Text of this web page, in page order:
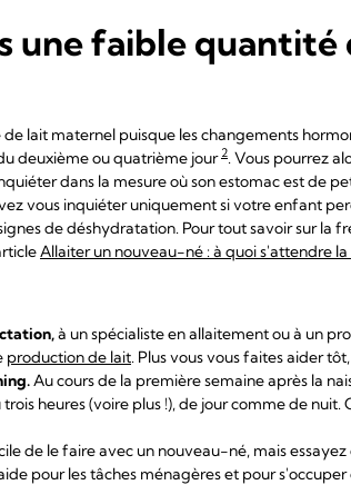
une faible quantité
lait maternel puisque les changements
deuxième ou quatrième jour 2. Vous pourrez
dans la mesure où son estomac est de
vous inquiéter uniquement si votre enfant
de déshydratation. Pour tout savoir sur la
Allaiter un nouveau-né : à quoi s'attendre
à un spécialiste en allaitement ou à un
production de lait. Plus vous vous faites aider
Au cours de la première semaine après la
heures (voire plus !), de jour comme de
de le faire avec un nouveau-né, mais
pour les tâches ménagères et pour